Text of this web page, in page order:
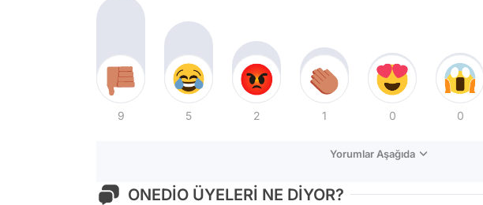
9 5 2 1 0 0
Yorumlar Aşağıda
ONEDİO ÜYELERİ NE DİYOR?